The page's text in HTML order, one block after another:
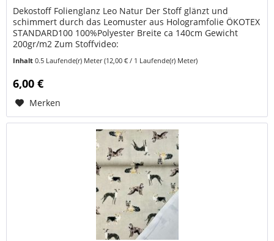
Dekostoff Folienglanz Leo Natur Der Stoff glänzt und
schimmert durch das Leomuster aus Hologramfolie ÖKOTEX
STANDARD100 100%Polyester Breite ca 140cm Gewicht
200gr/m2 Zum Stoffvideo:
ÖKOTEX...
Inhalt0.5 Laufende(r) Meter(12,00 € / 1 Laufende(r) Meter)
6,00 €
Merken